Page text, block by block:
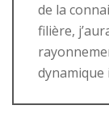
de la
filière,
dynamique